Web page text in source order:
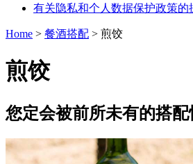
有关隐私和个人数据保护政策的
Home > 餐酒搭配 > 煎饺
煎饺
您定会被前所未有的搭配